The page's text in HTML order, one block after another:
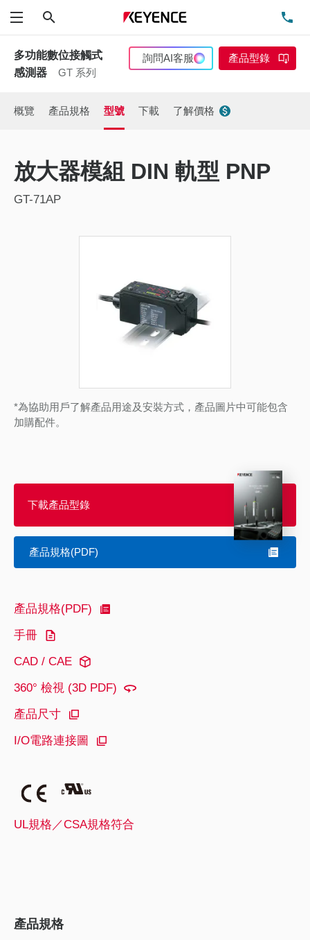
功能表
多功能數位接觸式
感測器
GT 系列
詢問AI客服 產品型錄
概覽 產品規格 型號 下載 了解價格
放大器模組 DIN 軌型 PNP
GT-71AP
*為協助用戶了解產品用途及安裝方式，產品圖片中可能包含
加購配件。
下載產品型錄
產品規格(PDF)
產品規格(PDF)
手冊
CAD / CAE
360° 檢視 (3D PDF)
產品尺寸
I/O電路連接圖
UL規格／CSA規格符合
產品規格